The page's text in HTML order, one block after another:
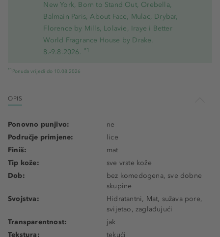
New York, Born to Stand Out, Orebella,
Balmain Paris, About-Face, Mulac, Drybar,
Florence by Mills, Lolavie, Iraye i Better
World Fragrance House by Drake.
8.-9.8.2026. *1
*1 Ponuda vrijedi do 10.08.2026
OPIS
Ponovno punjivo:
ne
Područje primjene:
lice
Finiš:
mat
Tip kože:
sve vrste kože
Dob:
bez komedogena, sve dobne
skupine
Svojstva:
Hidratantni, Mat, sužava pore,
svijetao, zaglađujući
Transparentnost:
jak
Tekstura:
tekući